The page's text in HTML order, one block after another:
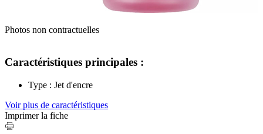
Photos non contractuelles
Caractéristiques principales :
Type : Jet d'encre
Voir plus de caractéristiques
Imprimer la fiche